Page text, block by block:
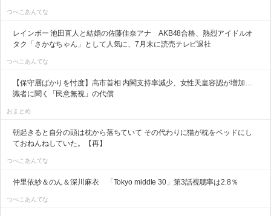
つべこあんてな
レインボー 池田直人と結婚の佐藤佳奈アナ AKB48合格、熱烈アイドルオ
タク「さかなちゃん」として人気に、7月末に読売テレビ退社
つべこあんてな
【保守層ばかりを忖度】高市首相 内閣支持率減少、女性天皇容認が増加…
識者に聞く「民意無視」の代償
おまとめ
朝起きると自分の頭は枕から落ちていて その代わりに猫が枕をベッドにし
ておねんねしていた。【再】
つべこあんてな
仲里依紗＆のん＆深川麻衣 「Tokyo middle 30」第3話視聴率は2.8％
つべこあんてな